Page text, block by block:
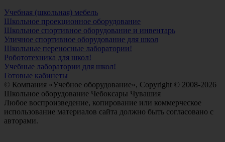
Учебная (школьная) мебель
Школьное проекционное оборудование
Школьное спортивное оборудование и инвентарь
Уличное спортивное оборудование для школ
Школьные переносные лаборатории!
Робототехника для школ!
Учебные лаборатории для школ!
Готовые кабинеты
© Компания «Учебное оборудование», Copyright © 2008-2026
Школьное оборудование Чебоксары Чувашия
Любое воспроизведение, копирование или коммерческое
использование материалов сайта должно быть согласовано с
авторами.